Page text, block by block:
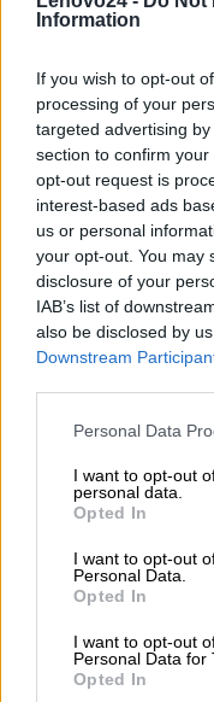
Information
If you wish to opt-out
processing of your
targeted advertising
section to confirm
opt-out request is
interest-based ads
us or personal
your opt-out. You may
disclosure of your
IAB’s list of
also be disclosed by
Downstream
Personal Data
I want to opt-out
personal data.
Opted In
I want to opt-out
Personal Data.
Opted In
I want to opt-out
Personal Data for
Opted In
producenta
Dane
producenta
Podmiot
Pomoc
techniczna